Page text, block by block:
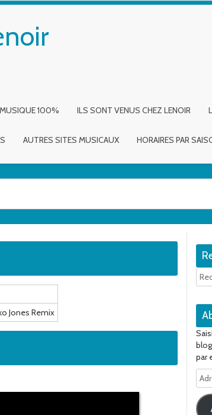
MUSIQUE 100% ILS SONT VENUS CHEZ LENOIR
AUTRES SITES MUSICAUX HORAIRES PAR
Jones Remix
par
e-
mail